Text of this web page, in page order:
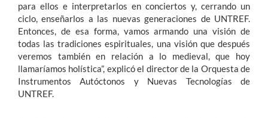
para ellos e interpretarlos en conciertos y, cerrando un
ciclo, enseñarlos a las nuevas generaciones de UNTREF.
Entonces, de esa forma, vamos armando una visión de
todas las tradiciones espirituales, una visión que después
veremos también en relación a lo medieval, que hoy
llamaríamos holística”, explicó el director de la Orquesta de
Instrumentos Autóctonos y Nuevas Tecnologías de
UNTREF.